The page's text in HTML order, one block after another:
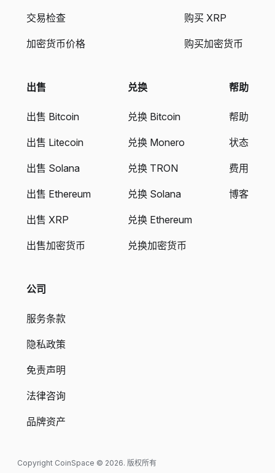
交易检查
加密货币价格
购买 XRP
购买加密货币
出售
出售 Bitcoin
出售 Litecoin
出售 Solana
出售 Ethereum
出售 XRP
出售加密货币
兑换
兑换 Bitcoin
兑换 Monero
兑换 TRON
兑换 Solana
兑换 Ethereum
兑换加密货币
帮助
帮助
状态
费用
博客
公司
服务条款
隐私政策
免责声明
法律咨询
品牌资产
Copyright CoinSpace © 2026. 版权所有